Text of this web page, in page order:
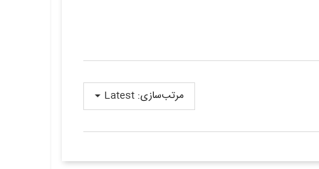
مرتب‌سازی: Latest